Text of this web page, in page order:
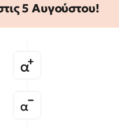
5 Αυγούστου!